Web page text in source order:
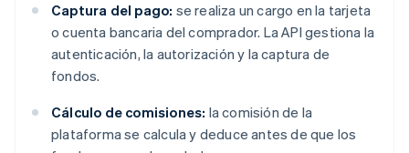
Captura del pago: se realiza un cargo en la tarjeta
o cuenta bancaria del comprador. La API gestiona la
autenticación, la autorización y la captura de
fondos.
Cálculo de comisiones: la comisión de la
plataforma se calcula y deduce antes de que los